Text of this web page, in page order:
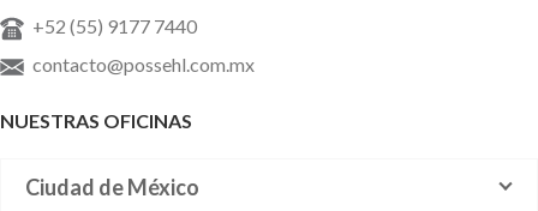
+52 (55) 9177 7440
contacto@possehl.com.mx
NUESTRAS OFICINAS
Ciudad de México